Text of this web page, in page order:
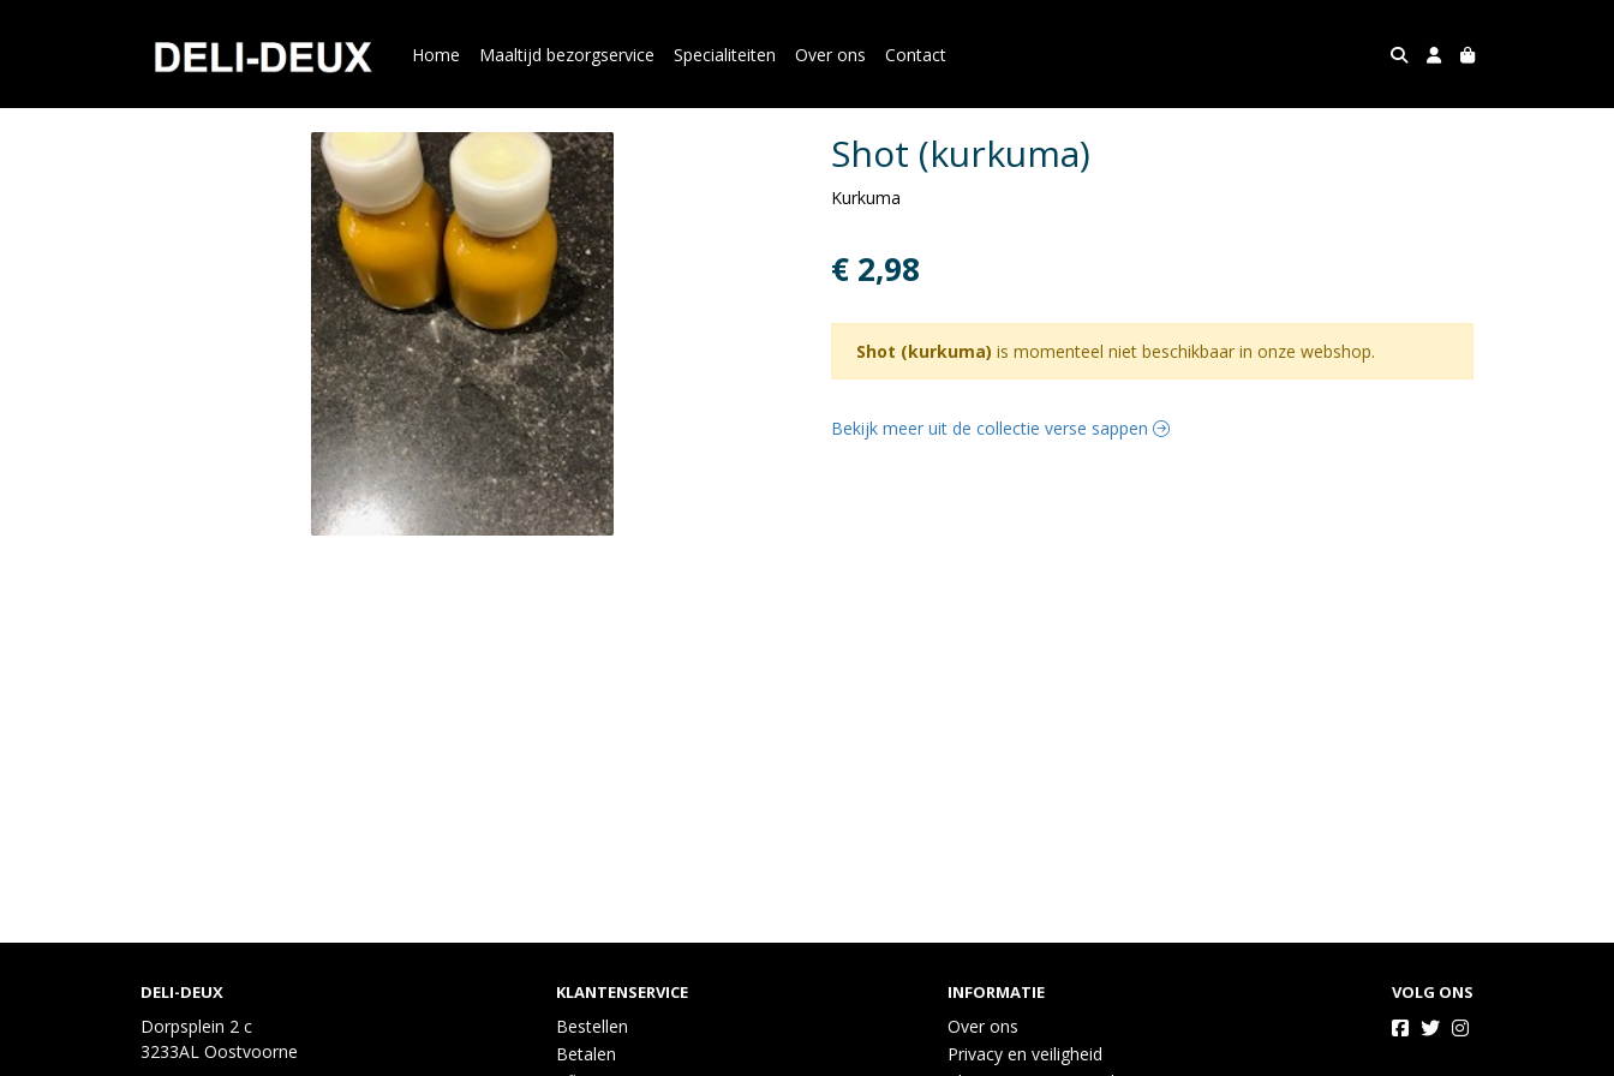
Home Maaltijd bezorgservice Specialiteiten Over ons Contact
Shot (kurkuma)
Kurkuma
€ 2,98
Shot (kurkuma) is momenteel niet beschikbaar in onze webshop.
Bekijk meer uit de collectie verse sappen
DELI-DEUX
Dorpsplein 2 c
3233AL Oostvoorne
KLANTENSERVICE
Bestellen
Betalen
INFORMATIE
Over ons
Privacy en veiligheid
VOLG ONS